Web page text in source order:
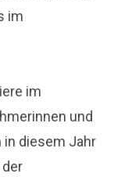
im
im
und
in diesem Jahr